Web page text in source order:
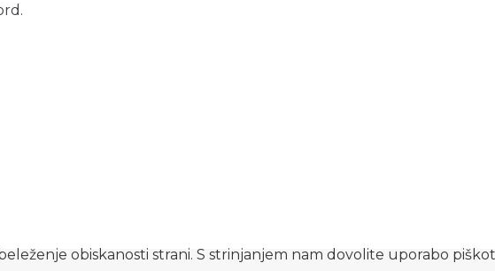
obiskanosti strani. S strinjanjem nam dovolite uporabo